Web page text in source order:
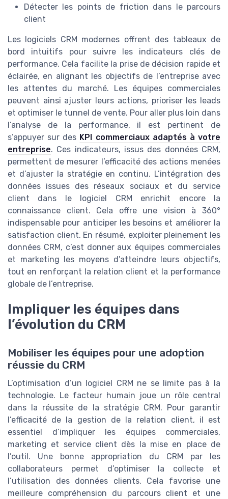
Détecter les points de friction dans le parcours
client
Les logiciels CRM modernes offrent des tableaux de
bord intuitifs pour suivre les indicateurs clés de
performance. Cela facilite la prise de décision rapide et
éclairée, en alignant les objectifs de l’entreprise avec
les attentes du marché. Les équipes commerciales
peuvent ainsi ajuster leurs actions, prioriser les leads
et optimiser le tunnel de vente. Pour aller plus loin dans
l’analyse de la performance, il est pertinent de
s’appuyer sur des KPI commerciaux adaptés à votre
entreprise. Ces indicateurs, issus des données CRM,
permettent de mesurer l’efficacité des actions menées
et d’ajuster la stratégie en continu. L’intégration des
données issues des réseaux sociaux et du service
client dans le logiciel CRM enrichit encore la
connaissance client. Cela offre une vision à 360°
indispensable pour anticiper les besoins et améliorer la
satisfaction client. En résumé, exploiter pleinement les
données CRM, c’est donner aux équipes commerciales
et marketing les moyens d’atteindre leurs objectifs,
tout en renforçant la relation client et la performance
globale de l’entreprise.
Impliquer les équipes dans
l’évolution du CRM
Mobiliser les équipes pour une adoption
réussie du CRM
L’optimisation d’un logiciel CRM ne se limite pas à la
technologie. Le facteur humain joue un rôle central
dans la réussite de la stratégie CRM. Pour garantir
l’efficacité de la gestion de la relation client, il est
essentiel d’impliquer les équipes commerciales,
marketing et service client dès la mise en place de
l’outil. Une bonne appropriation du CRM par les
collaborateurs permet d’optimiser la collecte et
l’utilisation des données clients. Cela favorise une
meilleure compréhension du parcours client et une